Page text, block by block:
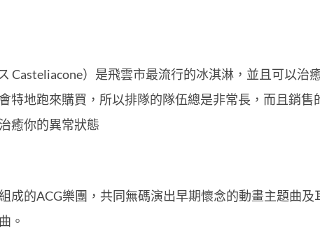
Casteliacone）是飛雲市最流行的冰淇淋，並且可以治
特地跑來購買，所以排隊的隊伍總是非常長，而且銷
癒你的異常狀態
成的ACG樂團，共同無碼演出早期懷念的動畫主題曲
。